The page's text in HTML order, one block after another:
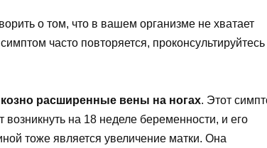
о том, что в вашем организме не хватает
часто повторяется, проконсультируйтесь
расширенные вены на ногах. Этот
возникнуть на 18 неделе беременности, и его
тоже является увеличение матки. Она